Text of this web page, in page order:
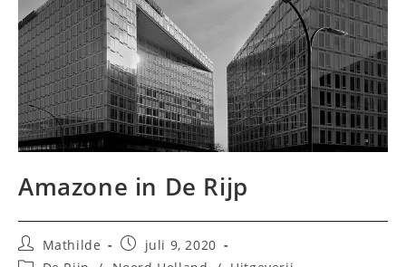
Amazone in De Rijp
Bericht
auteur:
Mathilde
Bericht
gepubliceerd
juli 9, 2020